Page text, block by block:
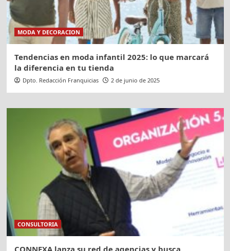
MODA Y DECORACION
Tendencias en moda infantil 2025: lo que marcará
la diferencia en tu tienda
Dpto. Redacción Franquicias 2 de junio de 2025
CONSULTORIA